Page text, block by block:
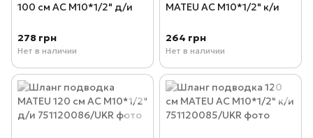
100 см AC М10*1/2" д/и
278 грн
Нет в наличии
MATEU AC М10*1/2" к/и
264 грн
Нет в наличии